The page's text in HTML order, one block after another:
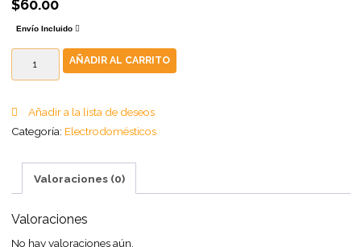
$60.00
Envío Incluido
AÑADIR AL CARRITO
Añadir a la lista de deseos
Categoría: Electrodomésticos
Valoraciones (0)
Valoraciones
No hay valoraciones aún.